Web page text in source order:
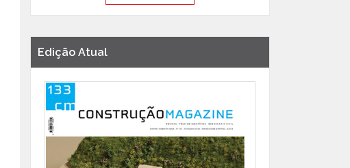
Edição Atual